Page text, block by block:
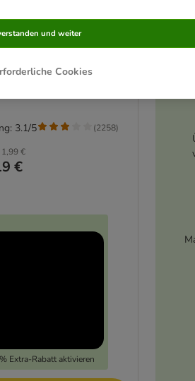
Dosendeckel
Ø 10,6 cm
1,99 €
€
Extra-Rabatt aktivieren
3.1/5 (2258)
Cookies
und weiter